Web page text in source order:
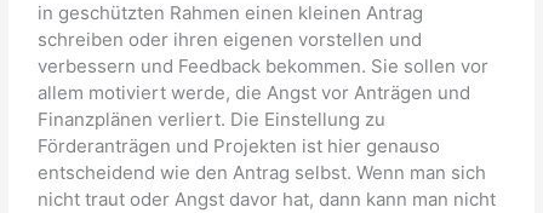
in geschützten Rahmen einen kleinen Antrag
schreiben oder ihren eigenen vorstellen und
verbessern und Feedback bekommen. Sie sollen vor
allem motiviert werde, die Angst vor Anträgen und
Finanzplänen verliert. Die Einstellung zu
Förderanträgen und Projekten ist hier genauso
entscheidend wie den Antrag selbst. Wenn man sich
nicht traut oder Angst davor hat, dann kann man nicht